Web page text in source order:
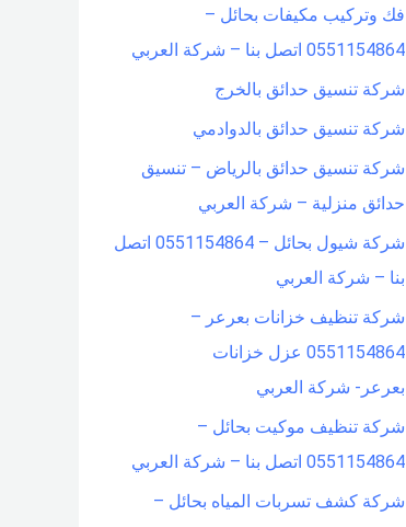
فك وتركيب مكيفات بحائل –
0551154864 اتصل بنا – شركة العربي
شركة تنسيق حدائق بالخرج
شركة تنسيق حدائق بالدوادمي
شركة تنسيق حدائق بالرياض – تنسيق
حدائق منزلية – شركة العربي
شركة شيول بحائل – 0551154864 اتصل
بنا – شركة العربي
شركة تنظيف خزانات بعرعر –
0551154864 عزل خزانات
بعرعر- شركة العربي
شركة تنظيف موكيت بحائل –
0551154864 اتصل بنا – شركة العربي
شركة كشف تسربات المياه بحائل –